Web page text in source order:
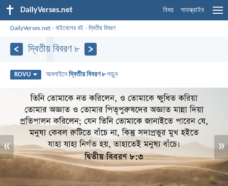
DailyVerses.net বিষয় সাবস্ক্রাইব
DailyVerses.net ›বাইবেলের বই ›দ্বিতীয় বিবরণ
দ্বিতীয় বিবরণ ৮
ROVU অনলাইনেদ্বিতীয় বিবরণ ৮পড়ুন
« »